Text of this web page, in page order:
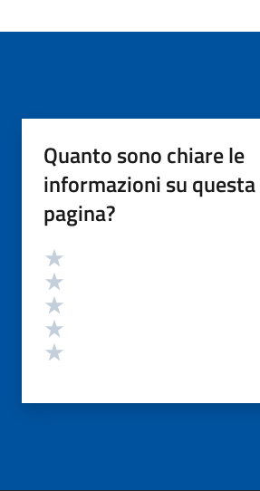
Quanto sono chiare le
informazioni su questa
pagina?
Valutazione